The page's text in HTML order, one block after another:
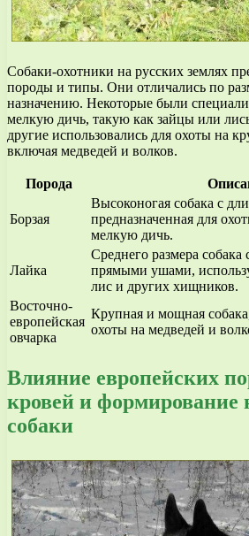
Собаки-охотники на русских землях
породы и типы. Они отличались по
назначению. Некоторые были
мелкую дичь, такую как зайцы или
другие использовались для охоты на
включая медведей и волков.
Порода
Борзая
Высоконогая собака с
предназначенная для
мелкую дичь.
Лайка
Среднего размера
прямыми ушами,
лис и других хищников.
Восточно-
европейская
овчарка
Крупная и мощная
охоты на медведей и
Влияние европейских
кровей и формирование
собаки